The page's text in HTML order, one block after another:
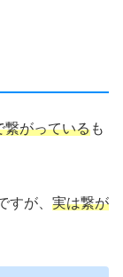
繋がっているも
すが、 実は繋が